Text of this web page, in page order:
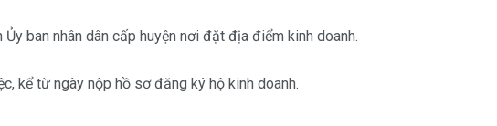
ban nhân dân cấp huyện nơi đặt địa điểm kinh doanh.
kể từ ngày nộp hồ sơ đăng ký hộ kinh doanh.